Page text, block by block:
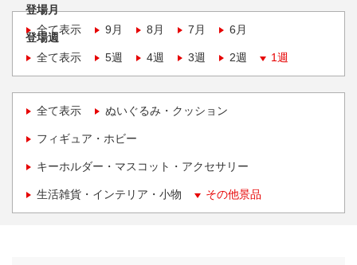
登場月
全て表示
9月 8月 7月 6月
登場週
全て表示
5週 4週 3週 2週 1週
全て表示 ぬいぐるみ・クッション
フィギュア・ホビー
キーホルダー・マスコット・アクセサリー
生活雑貨・インテリア・小物 その他景品